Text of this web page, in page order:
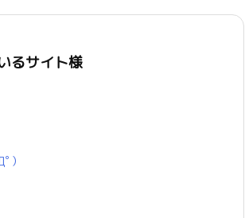
るサイト様
）